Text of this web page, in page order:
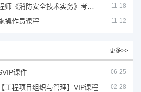
11-18
操作员课程 11-12
更多>>
课件 06-25
工程项目组织与管理】VIP课程 02-28